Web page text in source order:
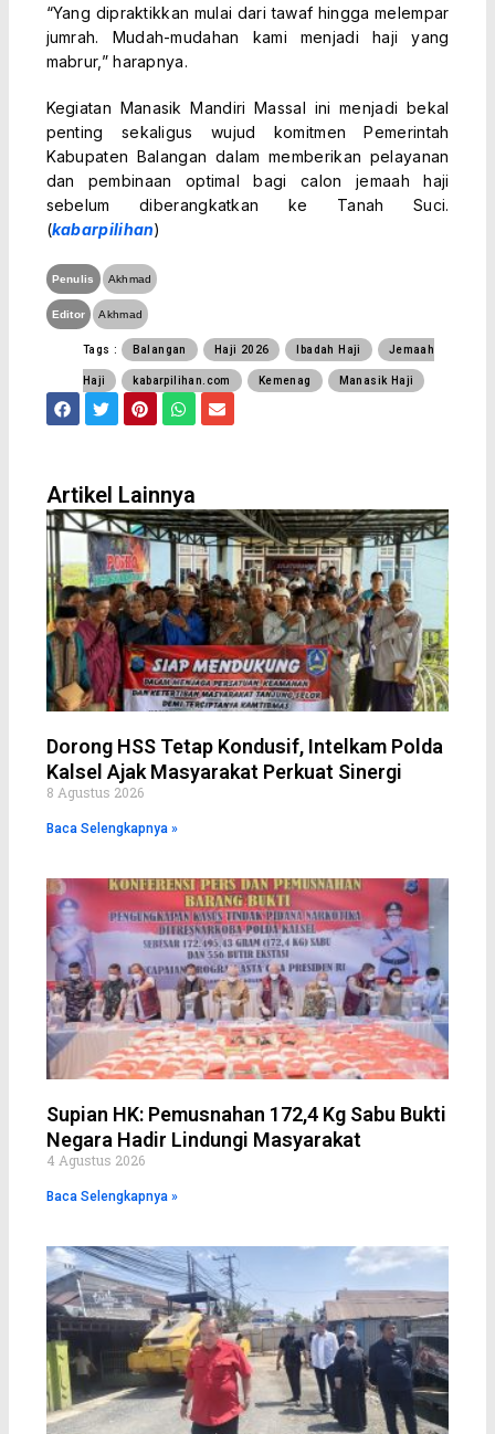
“Yang dipraktikkan mulai dari tawaf hingga melempar
jumrah. Mudah-mudahan kami menjadi haji yang
mabrur,” harapnya.
Kegiatan Manasik Mandiri Massal ini menjadi bekal
penting sekaligus wujud komitmen Pemerintah
Kabupaten Balangan dalam memberikan pelayanan
dan pembinaan optimal bagi calon jemaah haji
sebelum diberangkatkan ke Tanah Suci.
(kabarpilihan)
Penulis Akhmad
Editor Akhmad
Tags : Balangan Haji 2026 Ibadah Haji Jemaah
Haji kabarpilihan.com Kemenag Manasik Haji
F
a
o
o
k
T
w
e
r
P
i
r
e
s
t
W
h
a
p
p
E
n
e
Artikel Lainnya
Dorong HSS Tetap Kondusif, Intelkam Polda
Kalsel Ajak Masyarakat Perkuat Sinergi
8 Agustus 2026
Baca Selengkapnya »
Supian HK: Pemusnahan 172,4 Kg Sabu Bukti
Negara Hadir Lindungi Masyarakat
4 Agustus 2026
Baca Selengkapnya »